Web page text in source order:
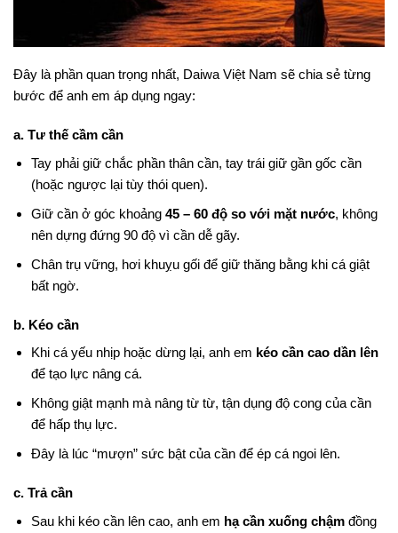
Đây là phần quan trọng nhất, Daiwa Việt Nam sẽ chia sẻ từng
bước để anh em áp dụng ngay:
a. Tư thế cầm cần
Tay phải giữ chắc phần thân cần, tay trái giữ gần gốc cần
(hoặc ngược lại tùy thói quen).
Giữ cần ở góc khoảng 45 – 60 độ so với mặt nước, không
nên dựng đứng 90 độ vì cần dễ gãy.
Chân trụ vững, hơi khuỵu gối để giữ thăng bằng khi cá giật
bất ngờ.
b. Kéo cần
Khi cá yếu nhịp hoặc dừng lại, anh em kéo cần cao dần lên
để tạo lực nâng cá.
Không giật mạnh mà nâng từ từ, tận dụng độ cong của cần
để hấp thụ lực.
Đây là lúc “mượn” sức bật của cần để ép cá ngoi lên.
c. Trả cần
Sau khi kéo cần lên cao, anh em hạ cần xuống chậmđồng